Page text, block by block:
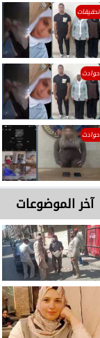
تحقيقات
حوادث
حوادث
آخر الموضوعات